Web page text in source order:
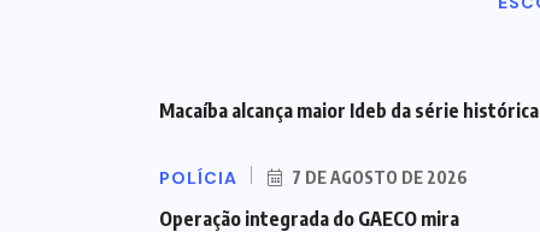
Macaíba alcança maior Ideb da série
POLÍCIA 7 DE AGOSTO DE 2026
Operação integrada do GAECO mira